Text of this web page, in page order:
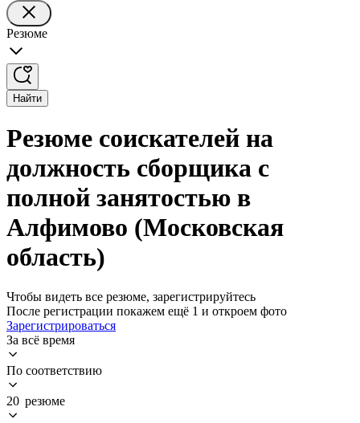
Резюме
Найти
Резюме соискателей на
должность сборщика с
полной занятостью в
Алфимово (Московская
область)
Чтобы видеть все резюме, зарегистрируйтесь
После регистрации покажем ещё 1 и откроем фото
Зарегистрироваться
За всё время
По соответствию
20 резюме